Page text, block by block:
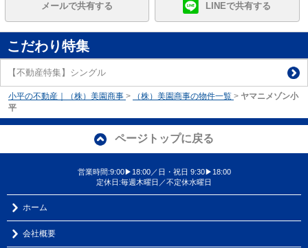
メールで共有する LINEで共有する
こだわり特集
【不動産特集】シングル
小平の不動産｜（株）美園商事 > （株）美園商事の物件一覧 > ヤマニメゾン小
平
ページトップに戻る
営業時間:9:00▶18:00／日・祝日 9:30▶18:00
定休日:毎週木曜日／不定休水曜日
ホーム
会社概要